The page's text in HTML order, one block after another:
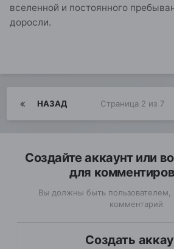
вселенной и постоянного
доросли.
НАЗАД Страница 2 из 7
Создайте аккаунт или
для
Вы должны быть пользователем,
комментарий
Создать